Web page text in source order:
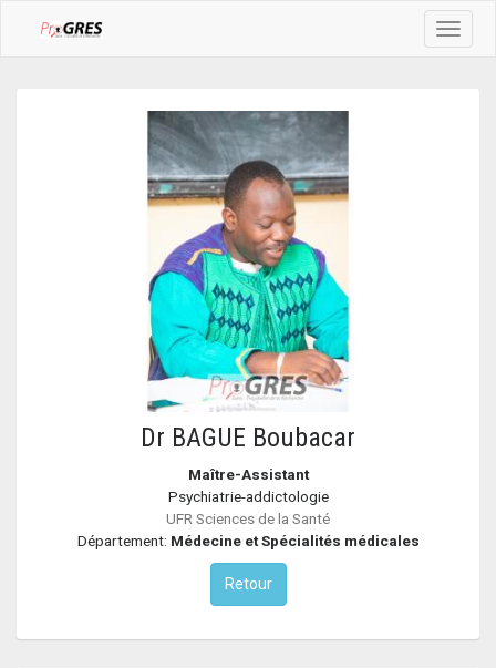
Toggle
Dr BAGUE Boubacar
Maître-Assistant
Psychiatrie-addictologie
UFR Sciences de la Santé
Département: Médecine et Spécialités médicales
Retour